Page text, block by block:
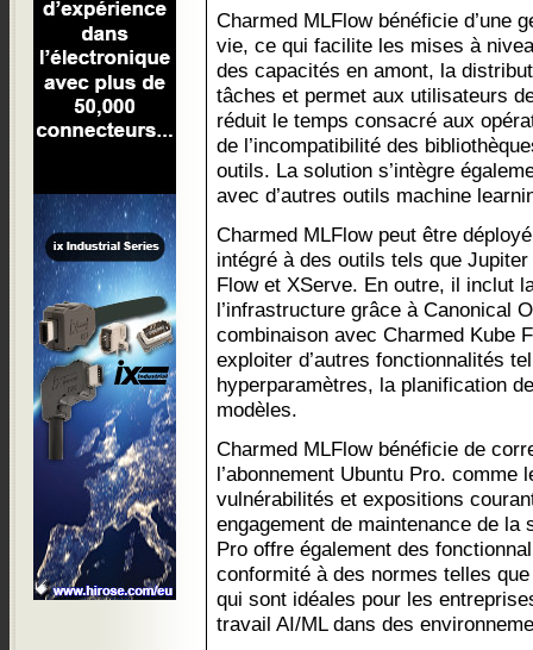
Charmed MLFlow bénéficie d’une
vie, ce qui facilite les mises à
des capacités en amont, la
tâches et permet aux utilisateurs
réduit le temps consacré aux
de l’incompatibilité des
outils. La solution s’intègre
avec d’autres outils machine
Charmed MLFlow peut être
intégré à des outils tels que
Flow et XServe. En outre, il inclut
l’infrastructure grâce à Canonical
combinaison avec Charmed Kube
exploiter d’autres fonctionnalités
hyperparamètres, la planification
modèles.
Charmed MLFlow bénéficie de
l’abonnement Ubuntu Pro.
vulnérabilités et expositions
engagement de maintenance de
Pro offre également des
conformité à des normes telles
qui sont idéales pour les
travail AI/ML dans des